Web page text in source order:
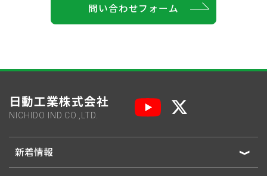
問い合わせフォーム
日動工業株式会社
NICHIDO IND.CO.,LTD.
新着情報